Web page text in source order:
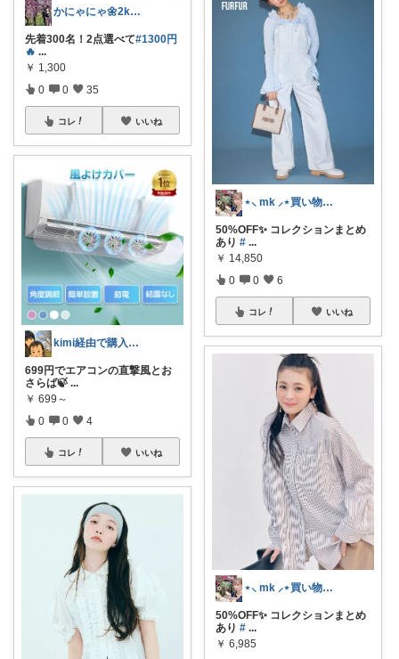
かにゃにゃ🌼2kids mama
先着300名！2点選べて#1300円
🔥 ...
￥ 1,300
0 0 35
コレ いいね
kimi経由で購入ありがとうです✨
699円でエアコンの直撃風とお
さらば🍃 ...
￥ 699～
0 0 4
コレ いいね
⋆⸜ mk ⸝⋆買い物は楽天で
50%OFF✨ コレクションまとめ
あり # ...
￥ 14,850
0 0 6
コレ いいね
⋆⸜ mk ⸝⋆買い物は楽天で
50%OFF✨ コレクションまとめ
あり # ...
￥ 6,985